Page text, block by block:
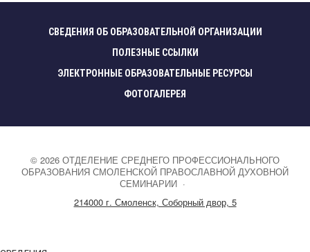
СВЕДЕНИЯ ОБ ОБРАЗОВАТЕЛЬНОЙ ОРГАНИЗАЦИИ
ПОЛЕЗНЫЕ ССЫЛКИ
ЭЛЕКТРОННЫЕ ОБРАЗОВАТЕЛЬНЫЕ РЕСУРСЫ
ФОТОГАЛЕРЕЯ
© 2026 ОТДЕЛЕНИЕ СРЕДНЕГО ПРОФЕССИОНАЛЬНОГО
ОБРАЗОВАНИЯ СМОЛЕНСКОЙ ПРАВОСЛАВНОЙ ДУХОВНОЙ
СЕМИНАРИИ·
214000 г. Смоленск, Соборный двор, 5